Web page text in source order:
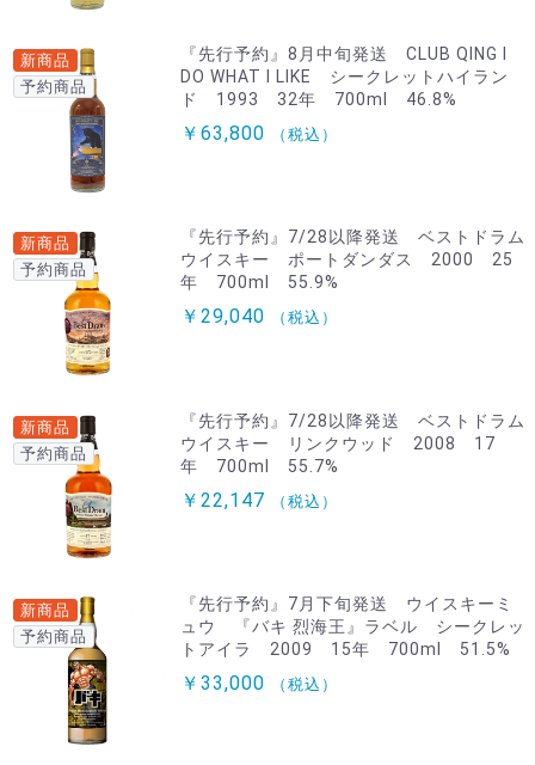
新商品
予約商品
『先行予約』8月中旬発送 CLUB QING I
DO WHAT I LIKE シークレットハイラン
ド 1993 32年 700ml 46.8%
￥63,800 （税込）
新商品
予約商品
『先行予約』7/28以降発送 ベストドラム
ウイスキー ポートダンダス 2000 25
年 700ml 55.9%
￥29,040 （税込）
新商品
予約商品
『先行予約』7/28以降発送 ベストドラム
ウイスキー リンクウッド 2008 17
年 700ml 55.7%
￥22,147 （税込）
新商品
予約商品
『先行予約』7月下旬発送 ウイスキーミ
ュウ 『バキ 烈海王』ラベル シークレッ
トアイラ 2009 15年 700ml 51.5%
￥33,000 （税込）